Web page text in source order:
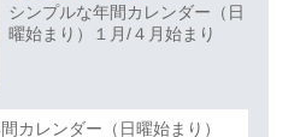
シンプルな年間カレンダー（日
曜始まり）１月/４月始まり
カレンダー（日曜始まり）